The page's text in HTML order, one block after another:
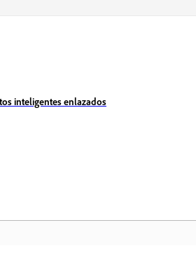
inteligentes enlazados